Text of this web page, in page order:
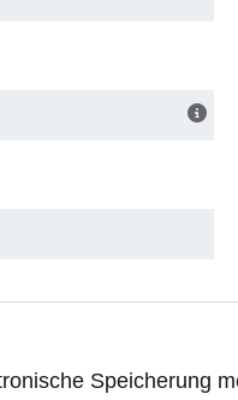
Speicherung